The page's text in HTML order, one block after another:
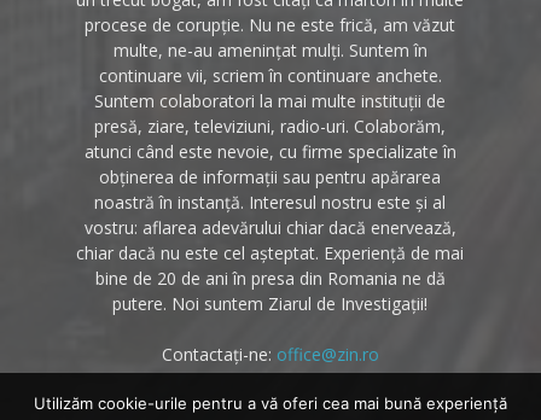
procese de corupție. Nu ne este frică, am văzut
multe, ne-au amenințat mulți. Suntem în
continuare vii, scriem în continuare anchete.
Suntem colaboratori la mai multe instituții de
presă, ziare, televiziuni, radio-uri. Colaborăm,
atunci când este nevoie, cu firme specializate în
obținerea de informații sau pentru apărarea
noastră în instanță. Interesul nostru este și al
vostru: aflarea adevărului chiar dacă enervează,
chiar dacă nu este cel așteptat. Experiență de mai
bine de 20 de ani în presa din Romania ne dă
putere. Noi suntem Ziarul de Investigații!
Contactați-ne: office@zin.ro
Utilizăm cookie-urile pentru a vă oferi cea mai bună experiență